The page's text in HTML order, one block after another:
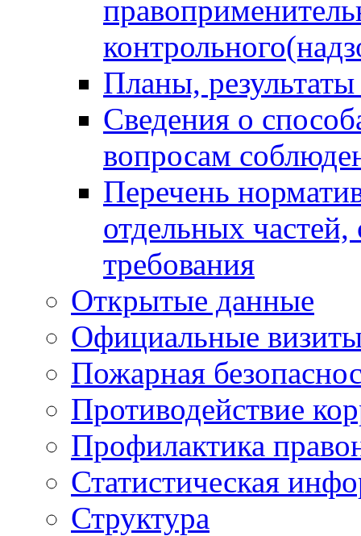
Планы,
Сведения о
вопросам
Перечень
отдельных
требования
Открытые данные
Официальные
Пожарная
Противодействие
Профилактика
Статистическая
Структура